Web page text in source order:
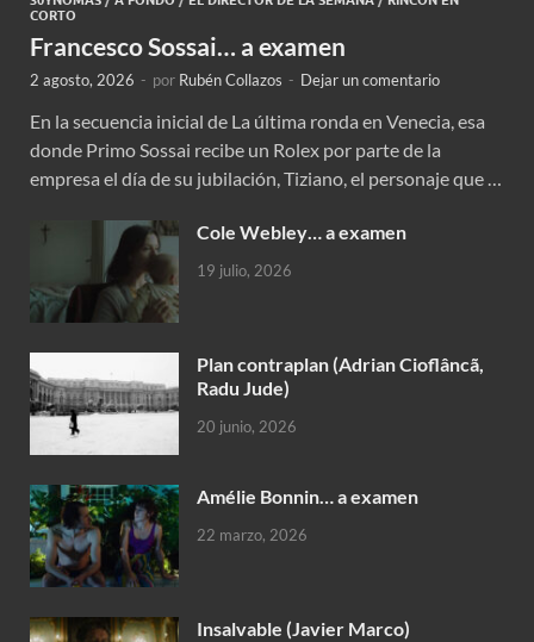
CORTO
Francesco Sossai… a examen
2 agosto, 2026 - por Rubén Collazos - Dejar un comentario
En la secuencia inicial de La última ronda en Venecia, esa
donde Primo Sossai recibe un Rolex por parte de la
empresa el día de su jubilación, Tiziano, el personaje que …
Cole Webley… a examen
19 julio, 2026
Plan contraplan (Adrian Cioflâncã,
Radu Jude)
20 junio, 2026
Amélie Bonnin… a examen
22 marzo, 2026
Insalvable (Javier Marco)